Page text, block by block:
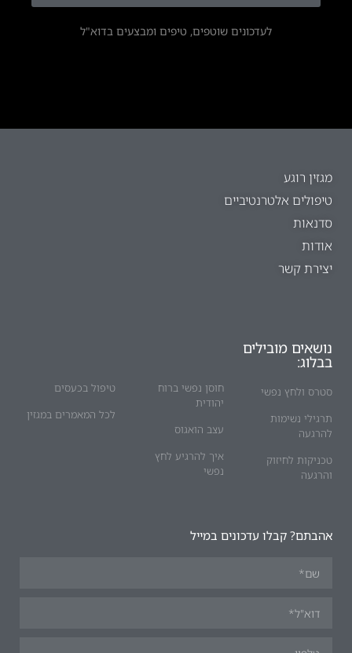
לעדכונים שוטפים, טיפים ומבצעים בדוא"ל
מגזין רוגע
טיפולים אלטרנטיביים
סדנאות
אודות
יצירת קשר
נושאים מובילים
בבלוג:
סטרס ולחץ נפשי
תרגילי נשימות
להרגעה
טכניקות לחיזוק
והרגעה
חוסן נפשי ברוח
יהודית
עצב הואגוס
איך להרגיע לחץ
נפשי
טיפול בכעסים
לכל המאמרים במגזין
אהבתם? קבלו עדכונים במייל